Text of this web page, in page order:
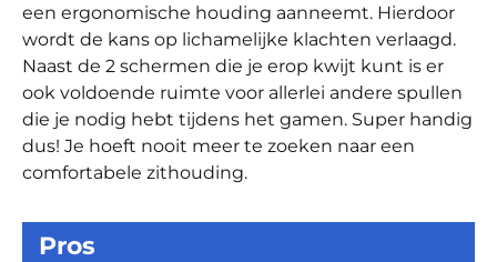
een ergonomische houding aanneemt. Hierdoor
wordt de kans op lichamelijke klachten verlaagd.
Naast de 2 schermen die je erop kwijt kunt is er
ook voldoende ruimte voor allerlei andere spullen
die je nodig hebt tijdens het gamen. Super handig
dus! Je hoeft nooit meer te zoeken naar een
comfortabele zithouding.
Pros